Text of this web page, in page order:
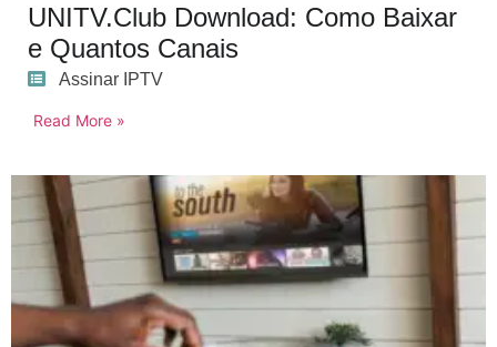
UNITV.Club Download: Como Baixar
e Quantos Canais
Assinar IPTV
Read More »